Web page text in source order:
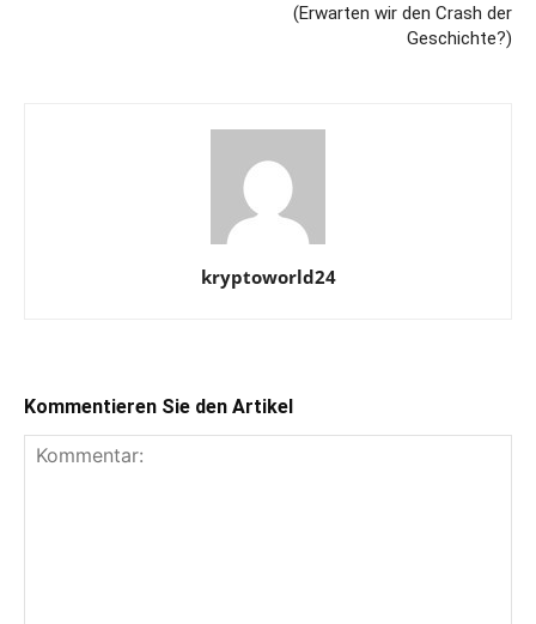
(Erwarten wir den Crash der
Geschichte?)
kryptoworld24
Kommentieren Sie den Artikel